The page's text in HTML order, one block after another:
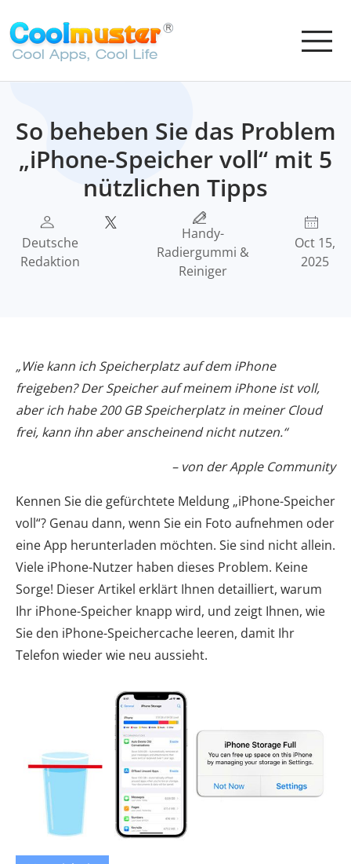
So beheben Sie das Problem
„iPhone-Speicher voll“ mit 5
nützlichen Tipps
Deutsche
Redaktion
Handy-
Radiergummi &
Reiniger
Oct 15,
2025
„Wie kann ich Speicherplatz auf dem iPhone
freigeben? Der Speicher auf meinem iPhone ist voll,
aber ich habe 200 GB Speicherplatz in meiner Cloud
frei, kann ihn aber anscheinend nicht nutzen.“
– von der Apple Community
Kennen Sie die gefürchtete Meldung „iPhone-Speicher
voll“? Genau dann, wenn Sie ein Foto aufnehmen oder
eine App herunterladen möchten. Sie sind nicht allein.
Viele iPhone-Nutzer haben dieses Problem. Keine
Sorge! Dieser Artikel erklärt Ihnen detailliert, warum
Ihr iPhone-Speicher knapp wird, und zeigt Ihnen, wie
Sie den iPhone-Speichercache leeren, damit Ihr
Telefon wieder wie neu aussieht.